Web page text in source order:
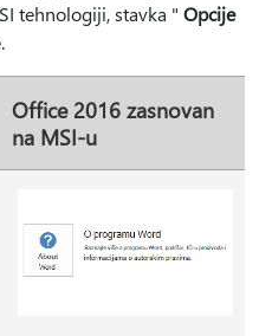
tehnologiji, stavka " Opcije
Office 2016 zasnovan
na MSI-u